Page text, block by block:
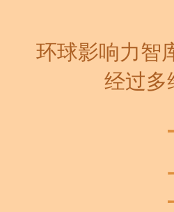
环球影响力智
经过多